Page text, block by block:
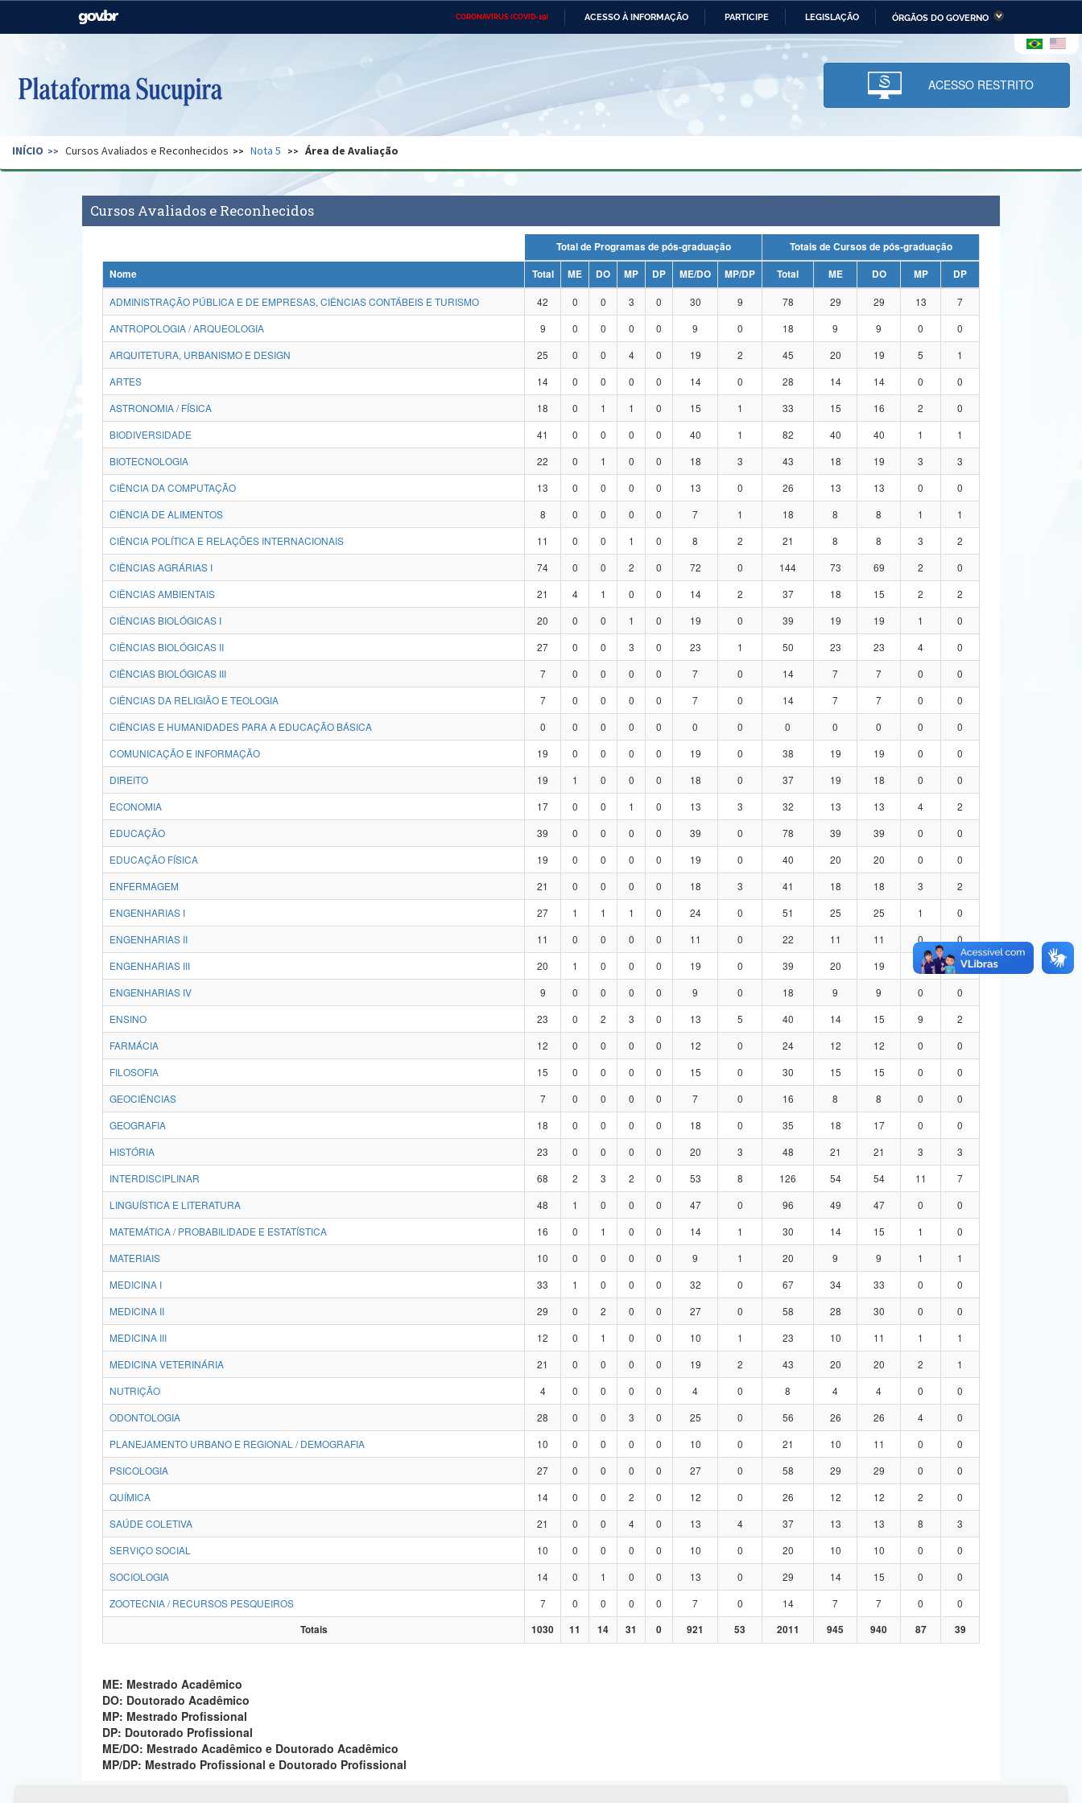
CORONAVÍRUS (COVID-19) ACESSO À INFORMAÇÃO PARTICIPE LEGISLAÇÃO ÓRGÃOS DO GOVERNO
Casa Civil Ministério das Relações Ministério da Economia Ministério da Infraestrutura
Pecuária e Abastecimento
Ministério da Ciência,
Tecnologia, Inovações e
Comunicações
Ministério do Desenvolvimento
Regional e dos Direitos Humanos
Secretaria de Governo Gabinete de Segurança Advocacia-Geral da União Banco Central do Brasil Planalto
ACESSO RESTRITO
INÍCIO Cursos Avaliados e Reconhecidos Nota 5 Área de Avaliação
Cursos Avaliados e Reconhecidos
Total de Programas de pós-graduação
Totais de Cursos de pós-graduação
Nome
Total ME DO MP DP ME/DO MP/DP Total ME DO MP
DP
ADMINISTRAÇÃO PÚBLICA E DE EMPRESAS, CIÊNCIAS CONTÁBEIS E TURISMO
42 0 0 3 0 30 9 78 29 29 13
7
ANTROPOLOGIA / ARQUEOLOGIA
9 0 0 0 0 9 0 18 9 9 0
0
ARQUITETURA, URBANISMO E DESIGN
25 0 0 4 0 19 2 45 20 19 5
1
ARTES
14 0 0 0 0 14 0 28 14 14 0
0
ASTRONOMIA / FÍSICA
18 0 1 1 0 15 1 33 15 16 2
0
BIODIVERSIDADE
41 0 0 0 0 40 1 82 40 40 1
1
BIOTECNOLOGIA
22 0 1 0 0 18 3 43 18 19 3
3
CIÊNCIA DA COMPUTAÇÃO
13 0 0 0 0 13 0 26 13 13 0
0
CIÊNCIA DE ALIMENTOS
8 0 0 0 0 7 1 18 8 8 1
1
CIÊNCIA POLÍTICA E RELAÇÕES INTERNACIONAIS
11 0 0 1 0 8 2 21 8 8 3
2
CIÊNCIAS AGRÁRIAS I
74 0 0 2 0 72 0 144 73 69 2
0
CIÊNCIAS AMBIENTAIS
21 4 1 0 0 14 2 37 18 15 2
2
CIÊNCIAS BIOLÓGICAS I
20 0 0 1 0 19 0 39 19 19 1
0
CIÊNCIAS BIOLÓGICAS II
27 0 0 3 0 23 1 50 23 23 4
0
CIÊNCIAS BIOLÓGICAS III
7 0 0 0 0 7 0 14 7 7 0
0
CIÊNCIAS DA RELIGIÃO E TEOLOGIA
7 0 0 0 0 7 0 14 7 7 0
0
CIÊNCIAS E HUMANIDADES PARA A EDUCAÇÃO BÁSICA
0 0 0 0 0 0 0 0 0 0 0
0
COMUNICAÇÃO E INFORMAÇÃO
19 0 0 0 0 19 0 38 19 19 0
0
DIREITO
19 1 0 0 0 18 0 37 19 18 0
0
ECONOMIA
17 0 0 1 0 13 3 32 13 13 4
2
EDUCAÇÃO
39 0 0 0 0 39 0 78 39 39 0
0
EDUCAÇÃO FÍSICA
19 0 0 0 0 19 0 40 20 20 0
0
ENFERMAGEM
21 0 0 0 0 18 3 41 18 18 3
2
ENGENHARIAS I
27 1 1 1 0 24 0 51 25 25 1
0
ENGENHARIAS II
11 0 0 0 0 11 0 22 11 11 0
0
ENGENHARIAS III
20 1 0 0 0 19 0 39 20 19 0
0
ENGENHARIAS IV
9 0 0 0 0 9 0 18 9 9 0
0
ENSINO
23 0 2 3 0 13 5 40 14 15 9
2
FARMÁCIA
12 0 0 0 0 12 0 24 12 12 0
0
FILOSOFIA
15 0 0 0 0 15 0 30 15 15 0
0
GEOCIÊNCIAS
7 0 0 0 0 7 0 16 8 8 0
0
GEOGRAFIA
18 0 0 0 0 18 0 35 18 17 0
0
HISTÓRIA
23 0 0 0 0 20 3 48 21 21 3
3
INTERDISCIPLINAR
68 2 3 2 0 53 8 126 54 54 11
7
LINGUÍSTICA E LITERATURA
48 1 0 0 0 47 0 96 49 47 0
0
MATEMÁTICA / PROBABILIDADE E ESTATÍSTICA
16 0 1 0 0 14 1 30 14 15 1
0
MATERIAIS
10 0 0 0 0 9 1 20 9 9 1
1
MEDICINA I
33 1 0 0 0 32 0 67 34 33 0
0
MEDICINA II
29 0 2 0 0 27 0 58 28 30 0
0
MEDICINA III
12 0 1 0 0 10 1 23 10 11 1
1
MEDICINA VETERINÁRIA
21 0 0 0 0 19 2 43 20 20 2
1
NUTRIÇÃO
4 0 0 0 0 4 0 8 4 4 0
0
ODONTOLOGIA
28 0 0 3 0 25 0 56 26 26 4
0
PLANEJAMENTO URBANO E REGIONAL / DEMOGRAFIA
10 0 0 0 0 10 0 21 10 11 0
0
PSICOLOGIA
27 0 0 0 0 27 0 58 29 29 0
0
QUÍMICA
14 0 0 2 0 12 0 26 12 12 2
0
SAÚDE COLETIVA
21 0 0 4 0 13 4 37 13 13 8
3
SERVIÇO SOCIAL
10 0 0 0 0 10 0 20 10 10 0
0
SOCIOLOGIA
14 0 1 0 0 13 0 29 14 15 0
0
ZOOTECNIA / RECURSOS PESQUEIROS
7 0 0 0 0 7 0 14 7 7 0
0
Totais
1030 11 14 31 0 921 53 2011 945 940 87 39
ME: Mestrado Acadêmico
DO: Doutorado Acadêmico
MP: Mestrado Profissional
DP: Doutorado Profissional
ME/DO: Mestrado Acadêmico e Doutorado Acadêmico
MP/DP: Mestrado Profissional e Doutorado Profissional